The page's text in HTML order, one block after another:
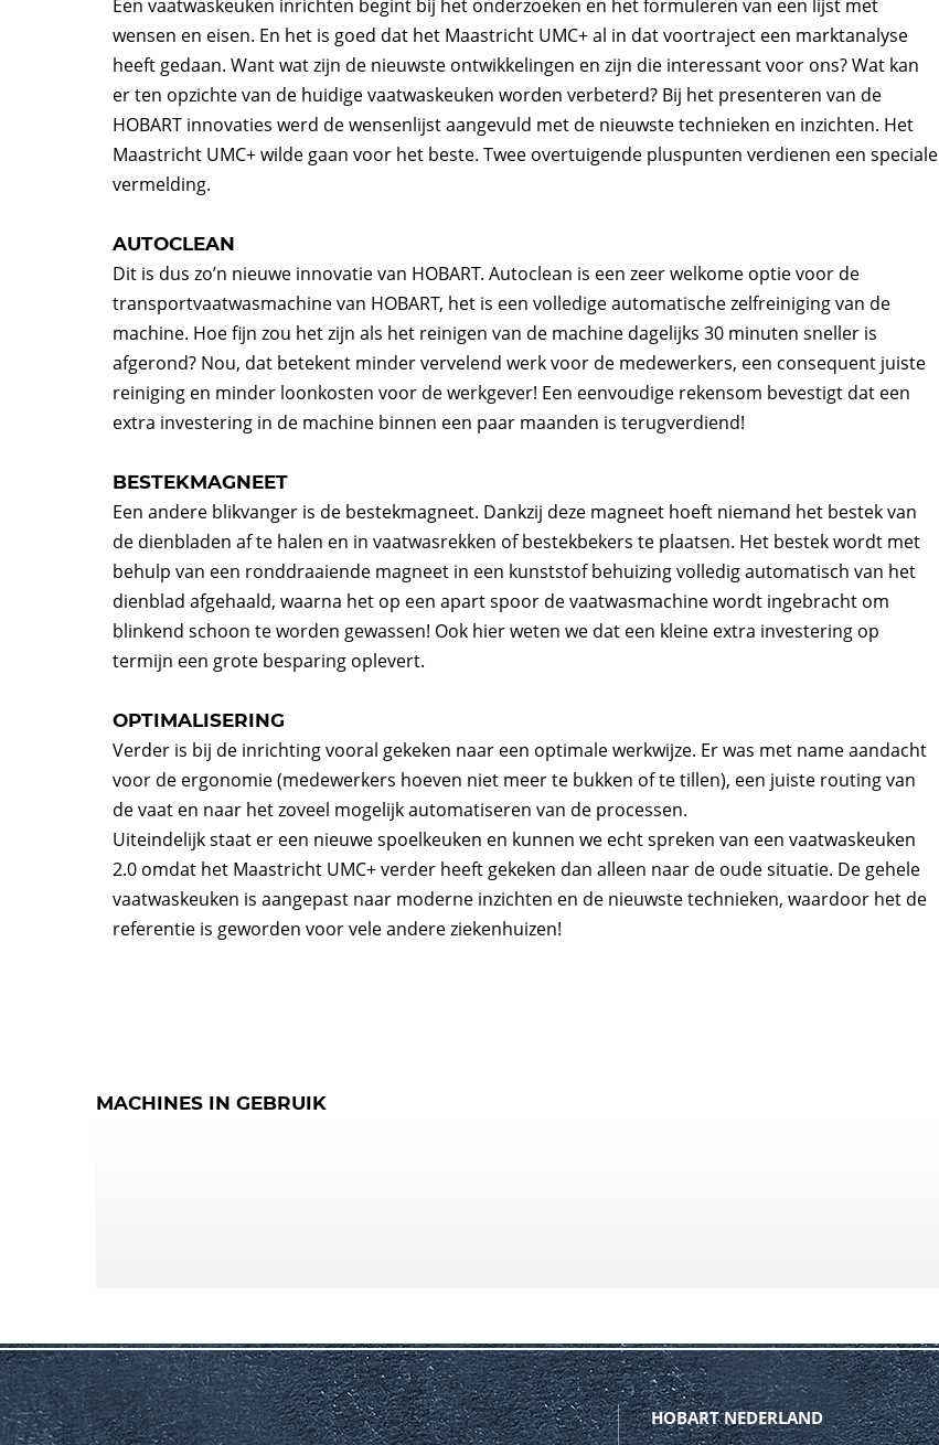
Een vaatwaskeuken inrichten begint bij het onderzoeken en het formuleren van een lijst met
wensen en eisen. En het is goed dat het Maastricht UMC+ al in dat voortraject een marktanalyse
heeft gedaan. Want wat zijn de nieuwste ontwikkelingen en zijn die interessant voor ons? Wat kan
er ten opzichte van de huidige vaatwaskeuken worden verbeterd? Bij het presenteren van de
HOBART innovaties werd de wensenlijst aangevuld met de nieuwste technieken en inzichten. Het
Maastricht UMC+ wilde gaan voor het beste. Twee overtuigende pluspunten verdienen een speciale
vermelding.
AUTOCLEAN
Dit is dus zo’n nieuwe innovatie van HOBART. Autoclean is een zeer welkome optie voor de
transportvaatwasmachine van HOBART, het is een volledige automatische zelfreiniging van de
machine. Hoe fijn zou het zijn als het reinigen van de machine dagelijks 30 minuten sneller is
afgerond? Nou, dat betekent minder vervelend werk voor de medewerkers, een consequent juiste
reiniging en minder loonkosten voor de werkgever! Een eenvoudige rekensom bevestigt dat een
extra investering in de machine binnen een paar maanden is terugverdiend!
BESTEKMAGNEET
Een andere blikvanger is de bestekmagneet. Dankzij deze magneet hoeft niemand het bestek van
de dienbladen af te halen en in vaatwasrekken of bestekbekers te plaatsen. Het bestek wordt met
behulp van een ronddraaiende magneet in een kunststof behuizing volledig automatisch van het
dienblad afgehaald, waarna het op een apart spoor de vaatwasmachine wordt ingebracht om
blinkend schoon te worden gewassen! Ook hier weten we dat een kleine extra investering op
termijn een grote besparing oplevert.
OPTIMALISERING
Verder is bij de inrichting vooral gekeken naar een optimale werkwijze. Er was met name aandacht
voor de ergonomie (medewerkers hoeven niet meer te bukken of te tillen), een juiste routing van
de vaat en naar het zoveel mogelijk automatiseren van de processen.
Uiteindelijk staat er een nieuwe spoelkeuken en kunnen we echt spreken van een vaatwaskeuken
2.0 omdat het Maastricht UMC+ verder heeft gekeken dan alleen naar de oude situatie. De gehele
vaatwaskeuken is aangepast naar moderne inzichten en de nieuwste technieken, waardoor het de
referentie is geworden voor vele andere ziekenhuizen!
MACHINES IN GEBRUIK
HOBART NEDERLAND